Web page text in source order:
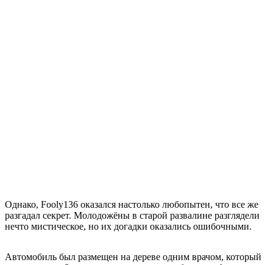
Однако, Fooly136 оказался настолько любопытен, что все же
разгадал секрет. Молодожёны в старой развалине разглядели
нечто мистическое, но их догадки оказались ошибочными.
Автомобиль был размещен на дереве одним врачом, который